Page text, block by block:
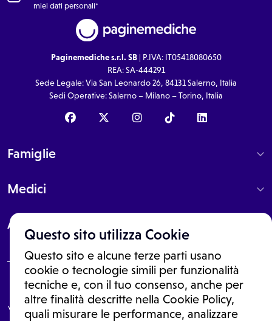
Questo sito utilizza Cookie
Questo sito e alcune terze parti usano
cookie o tecnologie simili per funzionalità
tecniche e, con il tuo consenso, anche per
altre finalità descritte nella Cookie Policy,
quali misurare le performance, analizzare
miei dati personali*
Paginemediche s.r.l. SB| P.IVA: IT05418080650
REA: SA-444291
Sede Legale: Via San Leonardo 26, 84131 Salerno, Italia
Sedi Operative: Salerno – Milano – Torino, Italia
Famiglie
Medici
About
Le informazioni proposte in questo sito non sono un consulto medico.
In nessun caso, queste informazioni sostituiscono un consulto, una
visita o una diagnosi formulata dal medico. Non si devono considerare
le informazioni disponibili come suggerimenti per la formulazione di